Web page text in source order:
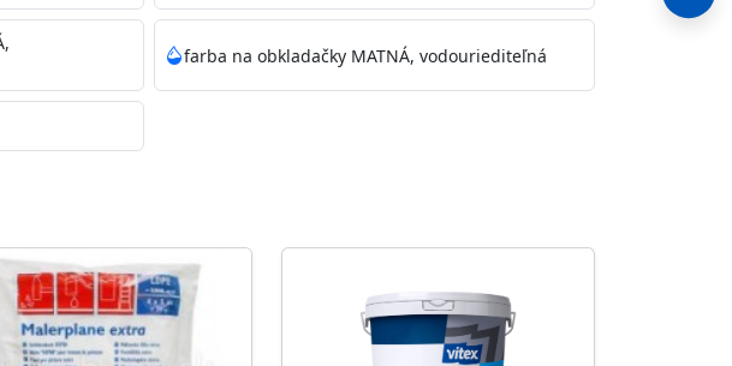
so zlou priľnavosťou. Otvory alebo trhliny vyplňte
porézne povrchy natreté menej kvalitnými farbami
farba na obkladačky MATNÁ, vodouriediteľná